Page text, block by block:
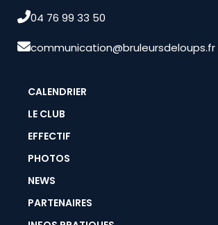
CALENDRIER
LE CLUB
EFFECTIF
PHOTOS
NEWS
PARTENAIRES
04 76 99 33 50
communication@bruleursdeloups.fr